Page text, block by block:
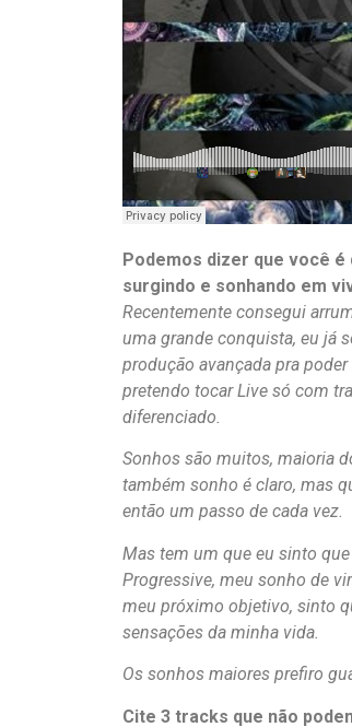
Podemos dizer que você é
surgindo e sonhando em
Recentemente consegui
uma grande conquista, eu já
produção avançada pra
pretendo tocar Live só com
diferenciado.
Sonhos são muitos, maioria
também sonho é claro, mas
então um passo de cada vez.
Mas tem um que eu sinto
Progressive, meu sonho de
meu próximo objetivo, sinto
sensações da minha vida.
Os sonhos maiores prefiro
Cite 3 tracks que não